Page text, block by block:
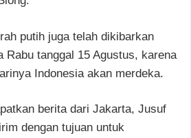
putih juga telah dikibarkan
Rabu tanggal 15 Agustus, karena
Indonesia akan merdeka.
berita dari Jakarta, Jusuf
dengan tujuan untuk